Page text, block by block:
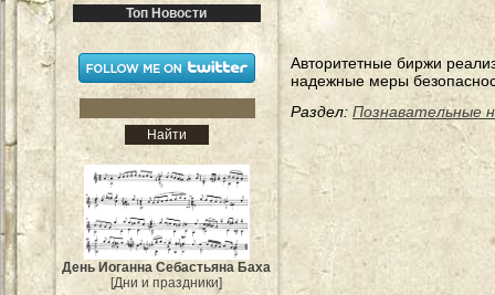
Топ Новости
День Иоганна Себастьяна Баха
[Дни и праздники]
Авторитетные биржи
надежные меры
Раздел: Познавательные